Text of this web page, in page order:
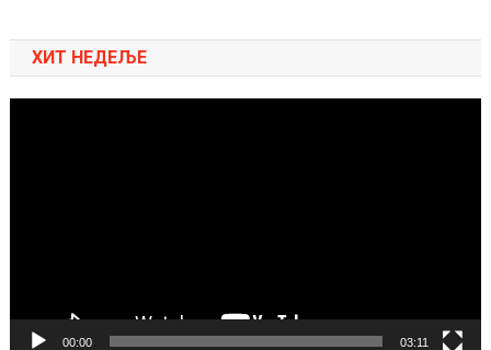
ХИТ НЕДЕЉЕ
00:00 03:11